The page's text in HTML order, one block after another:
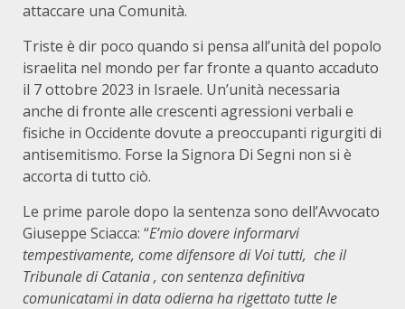
attaccare una Comunità.
Triste è dir poco quando si pensa all’unità del popolo
israelita nel mondo per far fronte a quanto accaduto
il 7 ottobre 2023 in Israele. Un’unità necessaria
anche di fronte alle crescenti agressioni verbali e
fisiche in Occidente dovute a preoccupanti rigurgiti di
antisemitismo. Forse la Signora Di Segni non si è
accorta di tutto ciò.
Le prime parole dopo la sentenza sono dell’Avvocato
Giuseppe Sciacca: “E’mio dovere informarvi
tempestivamente, come difensore di Voi tutti, che il
Tribunale di Catania , con sentenza definitiva
comunicatami in data odierna ha rigettato tutte le